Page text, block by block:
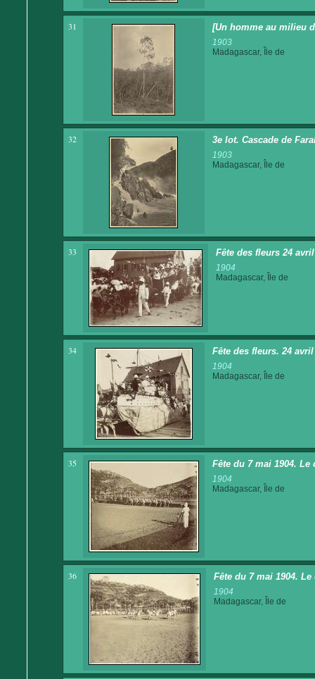
31 [Un homme au milieu
1903
Madagascar, Île de
32 3e lot. Cascade de
1903
Madagascar, Île de
33 Fête des fleurs 24
1904
Madagascar, Île de
34 Fête des fleurs. 24
1904
Madagascar, Île de
35 Fête du 7 mai 1904. Le
1904
Madagascar, Île de
36 Fête du 7 mai 1904.
1904
Madagascar, Île de